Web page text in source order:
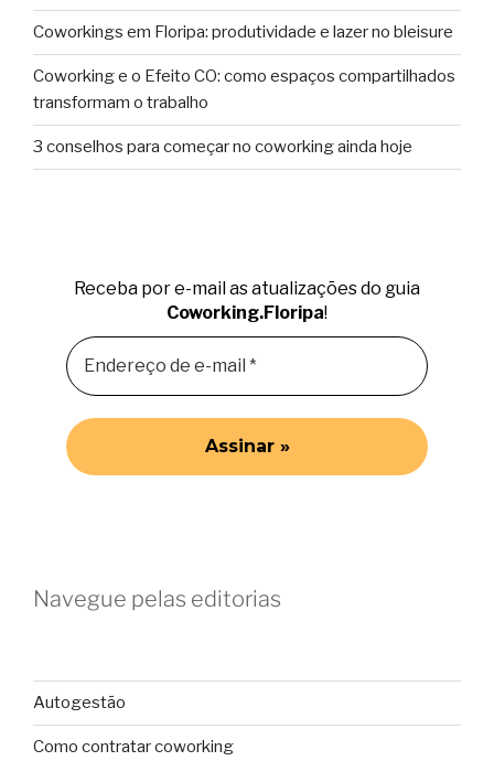
Coworkings em Floripa: produtividade e lazer no bleisure
Coworking e o Efeito CO: como espaços compartilhados
transformam o trabalho
3 conselhos para começar no coworking ainda hoje
Receba por e-mail as atualizações do guia
Coworking.Floripa!
Navegue pelas editorias
Autogestão
Como contratar coworking